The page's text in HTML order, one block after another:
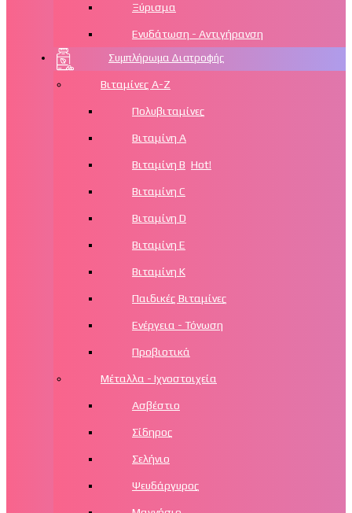
Ξύρισμα
Ενυδάτωση - Αντιγήρανση
Συμπλήρωμα Διατροφής
Βιταμίνες Α-Ζ
Πολυβιταμίνες
Βιταμίνη Α
Βιταμίνη Β Hot!
Βιταμίνη C
Βιταμίνη D
Βιταμίνη Ε
Βιταμίνη Κ
Παιδικές Βιταμίνες
Ενέργεια - Τόνωση
Προβιοτικά
Μέταλλα - Ιχνοστοιχεία
Ασβέστιο
Σίδηρος
Σελήνιο
Ψευδάργυρος